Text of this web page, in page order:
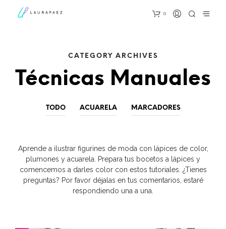
0
CATEGORY ARCHIVES
Técnicas Manuales
TODO ACUARELA MARCADORES
Aprende a ilustrar figurines de moda con lápices de color,
plumones y acuarela. Prepara tus bocetos a lápices y
comencemos a darles color con estos tutoriales. ¿Tienes
preguntas? Por favor déjalas en tus comentarios, estaré
respondiendo una a una.